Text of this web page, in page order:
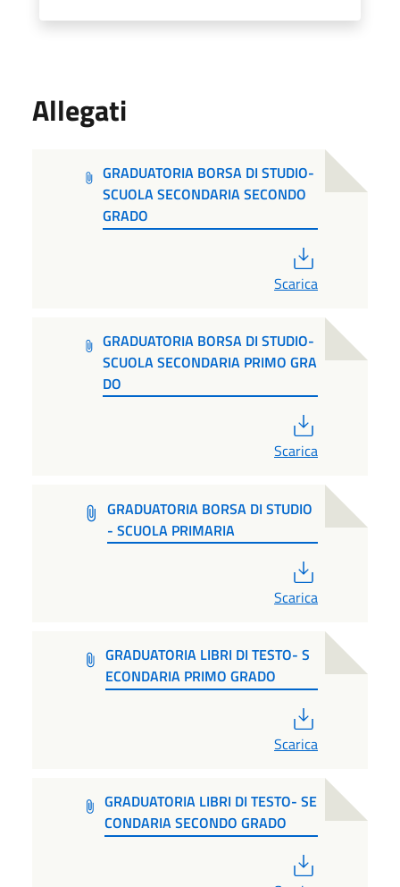
Allegati
GRADUATORIA BORSA DI STUDIO-
SCUOLA SECONDARIA SECONDO
GRADO
Scarica
GRADUATORIA BORSA DI STUDIO-
SCUOLA SECONDARIA PRIMO GRA
DO
Scarica
GRADUATORIA BORSA DI STUDIO
- SCUOLA PRIMARIA
Scarica
GRADUATORIA LIBRI DI TESTO- S
ECONDARIA PRIMO GRADO
Scarica
GRADUATORIA LIBRI DI TESTO- SE
CONDARIA SECONDO GRADO